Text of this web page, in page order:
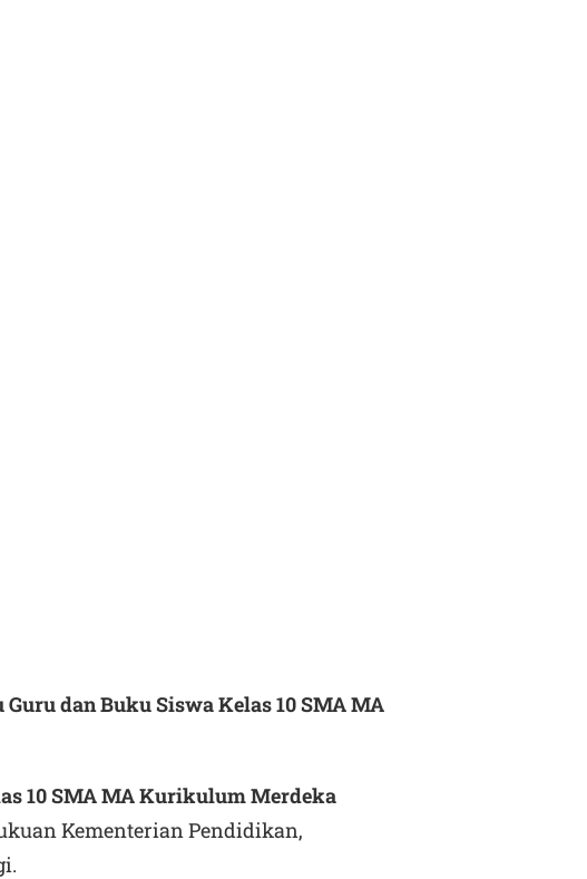
dan Buku Siswa Kelas 10 SMA MA
10 SMA MA Kurikulum Merdeka
Kementerian Pendidikan,